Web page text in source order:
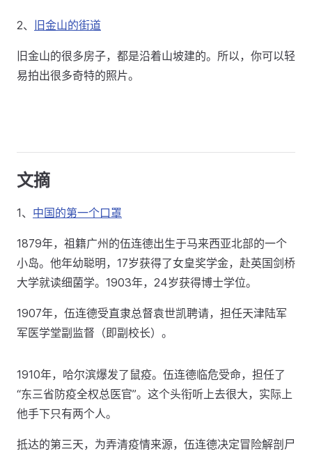
2、 旧金山的街道
旧金山的很多房子，都是沿着山坡建的。所以，你可以轻
易拍出很多奇特的照片。
文摘
1、 中国的第一个口罩
1879年，祖籍广州的伍连德出生于马来西亚北部的一个
小岛。他年幼聪明，17岁获得了女皇奖学金，赴英国剑桥
大学就读细菌学。1903年，24岁获得博士学位。
1907年，伍连德受直隶总督袁世凯聘请，担任天津陆军
军医学堂副监督（即副校长）。
1910年，哈尔滨爆发了鼠疫。伍连德临危受命，担任了
“东三省防疫全权总医官”。这个头衔听上去很大，实际上
他手下只有两个人。
抵达的第三天，为弄清疫情来源，伍连德决定冒险解剖尸